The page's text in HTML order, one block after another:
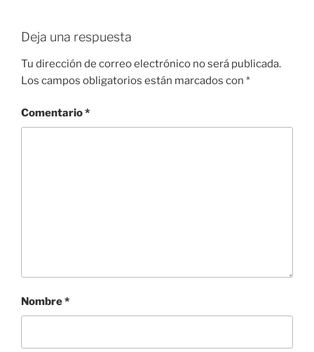
Deja una respuesta
Tu dirección de correo electrónico no será publicada.
Los campos obligatorios están marcados con *
Comentario*
Nombre*